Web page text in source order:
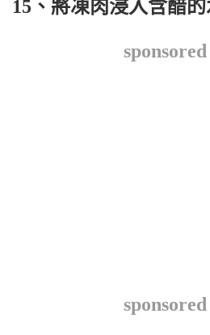
15、將凍肉浸入含醋的
sponsored
sponsored